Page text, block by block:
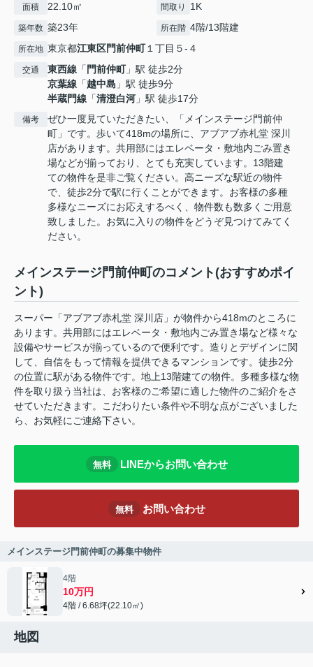
面積 22.10㎡ 間取り 1K
築年数 築23年 所在階 4階/13階建
所在地 東京都江東区門前仲町１丁目５-４
交通 東西線 「 門前仲町」駅 徒歩2分
京葉線 「越中島 」駅 徒歩9分
半蔵門線 「清澄白河 」駅 徒歩17分
備考
ぜひ一度見ていただきたい、「メインステージ門前仲
町」です。歩いて418mの場所に、アブアブ赤札堂 深川
店があります。共用部にはエレベータ・敷地内ごみ置き
場などが揃っており、とても充実しています。13階建
ての物件を是非ご覧ください。高ニーズな駅近の物件
で、徒歩2分で駅に行くことができます。お客様の多種
多様なニーズにお応えするべく、物件数も数多くご用意
致しました。お気に入りの物件をどうぞ見つけてみてく
ださい。
メインステージ門前仲町のコメント(おすすめポイ
ント)
スーパー「アブアブ赤札堂 深川店」が物件から418mのところに
あります。共用部にはエレベータ・敷地内ごみ置き場など様々な
設備やサービスが揃っているので便利です。造りとデザインに関
して、自信をもって情報を提供できるマンションです。徒歩2分
の位置に駅がある物件です。地上13階建ての物件。多種多様な物
件を取り扱う当社は、お客様のご希望に適した物件のご紹介をさ
せていただきます。こだわりたい条件や不明な点がございました
ら、お気軽にご連絡下さい。
無料 LINEからお問い合わせ
無料 お問い合わせ
メインステージ門前仲町の募集中物件
4階
10万円
4階 / 6.68坪(22.10㎡)
地図